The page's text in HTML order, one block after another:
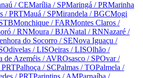
/ CEMarília / SPMaringá / PRMarinha
/ PRTMauá / SPMirandela / BGCMogi
Monchique / FARMontes Claros /
/ RNMoura / BJANatal / RNNazaré /
do Socorro / SENova Iguaçu /
Odivelas / LISOeiras / LISOlhão /
de Azeméis / AVROsasco / SPOvar/
PRTPalhoça / SCPalmas / TOPalmela /